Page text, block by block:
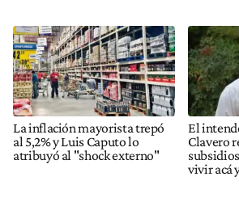
La inflación mayorista trepó
al 5,2% y Luis Caputo lo
atribuyó al "shock externo"
El
Clavero
vivir acá